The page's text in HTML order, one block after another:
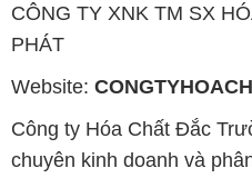
CÔNG TY XNK TM SX
PHÁT
Website:
Công ty Hóa Chất Đắc
chuyên kinh doanh và